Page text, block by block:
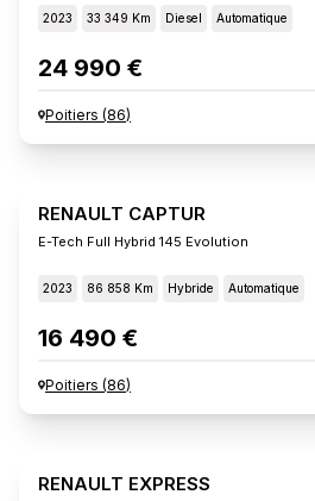
2023 33 349 Km Diesel Automatique
24 990 €
Poitiers (86)
RENAULT CAPTUR
E-Tech Full Hybrid 145 Evolution
2023 86 858 Km Hybride Automatique
16 490 €
Poitiers (86)
RENAULT EXPRESS